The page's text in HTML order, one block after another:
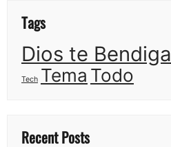
Tags
Dios te Bendiga
Tech Tema Todo
Recent Posts